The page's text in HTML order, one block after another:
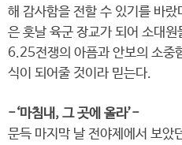
해 감사함을 전할 수 있기를 바
은 훗날 육군 장교가 되어 소대원
6.25전쟁의 아픔과 안보의 소중
식이 되어줄 것이라 믿는다.
-‘마침내, 그 곳에 올라’-
문득 마지막 날 전야제에서 보았